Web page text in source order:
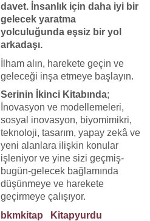
davet. İnsanlık için daha iyi bir
gelecek yaratma
yolculuğunda eşsiz bir yol
arkadaşı.
İlham alın, harekete geçin ve
geleceği inşa etmeye başlayın.
Serinin İkinci Kitabında;
İnovasyon ve modellemeleri,
sosyal inovasyon, biyomimikri,
teknoloji, tasarım, yapay zekâ ve
yeni alanlara ilişkin konular
işleniyor ve yine sizi geçmiş-
bugün-gelecek bağlamında
düşünmeye ve harekete
geçirmeye çalışıyor.
bkmkitap
Kitapyurdu